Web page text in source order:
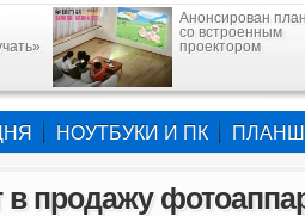
Анонсирован
со встроенным
проектором
НОУТБУКИ И ПК
в продажу